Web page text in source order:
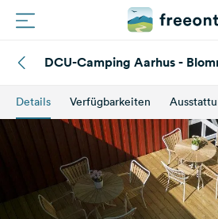
Plätze
Magazin
Partner
DCU-Camping Aarhus -
Details Verfügbarkeiten